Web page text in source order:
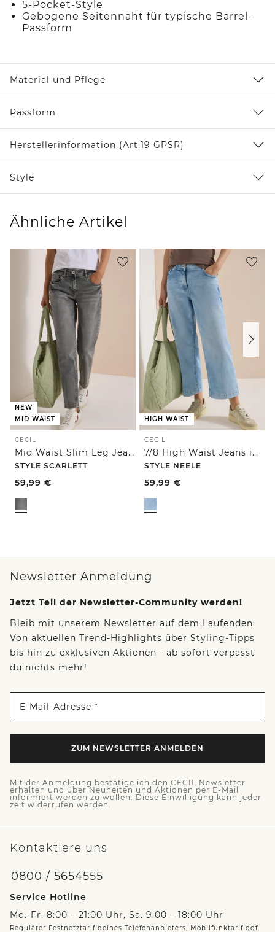
5-Pocket-Style
Gebogene Seitennaht für typische Barrel-
Passform
Material und Pflege
Passform
Herstellerinformation (Art.19 GPSR)
Style
Ähnliche Artikel
NEW
MID WAIST
CECIL
Mid Waist Slim Leg Jeans im Casual Fit
STYLE SCARLETT
59,99 €
HIGH WAIST
CECIL
7/8 High Waist Jeans im Loose Fit
STYLE NEELE
59,99 €
Newsletter Anmeldung
Jetzt Teil der Newsletter-Community werden!
Bleib mit unserem Newsletter auf dem Laufenden:
Von aktuellen Trend-Highlights über Styling-Tipps
bis hin zu exklusiven Aktionen - ab sofort verpasst
du nichts mehr!
E-Mail-Adresse *
ZUM NEWSLETTER ANMELDEN
Mit der Anmeldung bestätige ich den CECIL Newsletter
erhalten und über Neuheiten und Aktionen per E-Mail
informiert werden zu wollen. Diese Einwilligung kann jeder
zeit widerrufen werden.
Kontaktiere uns
0800 / 5654555
Service Hotline
Mo.-Fr. 8:00 – 21:00 Uhr, Sa. 9:00 – 18:00 Uhr
Regulärer Festnetztarif deines Telefonanbieters, Mobilfunktarif ggf.